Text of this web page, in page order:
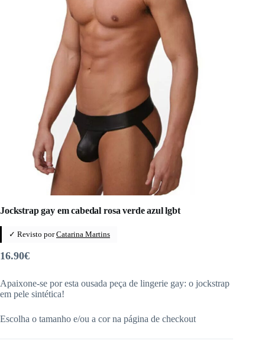
Jockstrap gay em cabedal rosa verde azul lgbt
✓ Revisto porCatarina Martins
16.90€
Apaixone-se por esta ousada peça de lingerie gay: o jockstrap
em pele sintética!
Escolha o tamanho e/ou a cor na página de checkout